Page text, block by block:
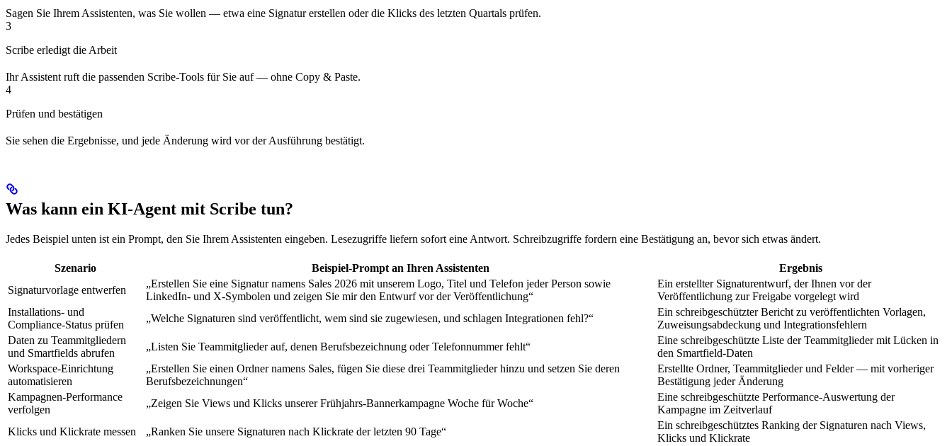
Sagen Sie Ihrem Assistenten, was Sie wollen — etwa eine Signatur erstellen oder die Klicks des letzten Quartals prüfen.
3
Scribe erledigt die Arbeit
Ihr Assistent ruft die passenden Scribe-Tools für Sie auf — ohne Copy & Paste.
4
Prüfen und bestätigen
Sie sehen die Ergebnisse, und jede Änderung wird vor der Ausführung bestätigt.
Was kann ein KI-Agent mit Scribe tun?
Jedes Beispiel unten ist ein Prompt, den Sie Ihrem Assistenten eingeben. Lesezugriffe liefern sofort eine Antwort. Schreibzugriffe fordern eine Bestätigung an, bevor sich etwas ändert.
Szenario Beispiel-Prompt an Ihren Assistenten
Ergebnis
Signaturvorlage entwerfen
„Erstellen Sie eine Signatur namens Sales 2026 mit unserem Logo, Titel und Telefon jeder Person sowie
LinkedIn- und X-Symbolen und zeigen Sie mir den Entwurf vor der Veröffentlichung“
Ein erstellter Signaturentwurf, der Ihnen vor der
Veröffentlichung zur Freigabe vorgelegt wird
Installations- und
Compliance-Status prüfen
„Welche Signaturen sind veröffentlicht, wem sind sie zugewiesen, und schlagen Integrationen fehl?“
Ein schreibgeschützter Bericht zu veröffentlichten Vorlagen,
Zuweisungsabdeckung und Integrationsfehlern
Daten zu Teammitgliedern
und Smartfields abrufen
„Listen Sie Teammitglieder auf, denen Berufsbezeichnung oder Telefonnummer fehlt“
Eine schreibgeschützte Liste der Teammitglieder mit Lücken in
den Smartfield-Daten
Workspace-Einrichtung
automatisieren
„Erstellen Sie einen Ordner namens Sales, fügen Sie diese drei Teammitglieder hinzu und setzen Sie deren
Berufsbezeichnungen“
Erstellte Ordner, Teammitglieder und Felder — mit vorheriger
Bestätigung jeder Änderung
Kampagnen-Performance
verfolgen
„Zeigen Sie Views und Klicks unserer Frühjahrs-Bannerkampagne Woche für Woche“
Eine schreibgeschützte Performance-Auswertung der
Kampagne im Zeitverlauf
Klicks und Klickrate messen
„Ranken Sie unsere Signaturen nach Klickrate der letzten 90 Tage“
Ein schreibgeschütztes Ranking der Signaturen nach Views,
Klicks und Klickrate